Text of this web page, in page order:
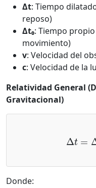
Δt: Tiempo
reposo)
Δt₀: Tiempo
movimiento)
v: Velocidad del
c: Velocidad de la
Relatividad General
Gravitacional)
Donde: